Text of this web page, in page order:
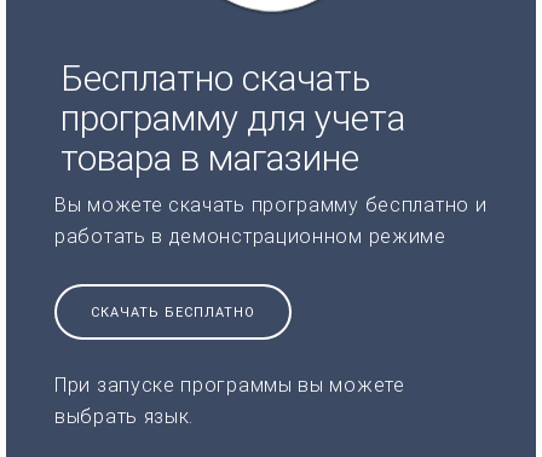
Бесплатно скачать
программу для учета
товара в магазине
Вы можете скачать программу бесплатно и
работать в демонстрационном режиме
СКАЧАТЬ БЕСПЛАТНО
При запуске программы вы можете
выбрать язык.